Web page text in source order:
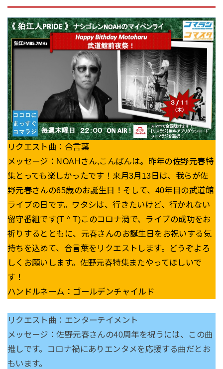
リクエスト曲：合言葉
メッセージ：NOAHさん,こんばんは。昨年の佐野元春特
集とっても楽しかったです！来月3月13日は、我らが佐
野元春さんの65歳のお誕生日！そして、40年目の武道館
ライブの日です。ワタシは、行きたいけど、行かれない
留守番組です(T ^ T)このコロナ渦で、ライブの成功をお
祈りするとともに、元春さんのお誕生日をお祝いする気
持ちを込めて、合言葉をリクエストします。どうぞよろ
しくお願いします。佐野元春特集またやってほしいで
す！
ハンドルネーム：ゴールデンチャイルド
リクエスト曲：エンターテイメント
メッセージ：佐野元春さんの40周年を祝うには、この曲
推しです。コロナ禍にありエンタメを応援する曲だとお
もいます。